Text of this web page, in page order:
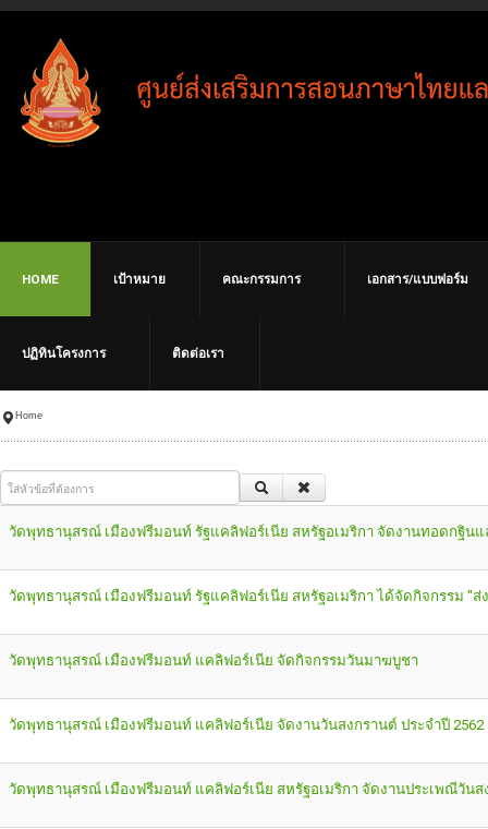
HOME เป้าหมาย คณะกรรมการ เอกสาร/แบบฟอร์ม
ปฏิทินโครงการ ติดต่อเรา
Home
วัดพุทธานุสรณ์ เมืองฟรีมอนท์ รัฐแคลิฟอร์เนีย สหรัฐอเมริกา จัดงานทอดกฐินแ
วัดพุทธานุสรณ์ เมืองฟรีมอนท์ รัฐแคลิฟอร์เนีย สหรัฐอเมริกา ได้จัดกิจกรรม "ส่
วัดพุทธานุสรณ์ เมืองฟรีมอนท์ แคลิฟอร์เนีย จัดกิจกรรมวันมาฆบูชา
วัดพุทธานุสรณ์ เมืองฟรีมอนท์ แคลิฟอร์เนีย จัดงานวันสงกรานต์ ประจำปี 2562
วัดพุทธานุสรณ์ เมืองฟรีมอนท์ แคลิฟอร์เนีย สหรัฐอเมริกา จัดงานประเพณีวันส